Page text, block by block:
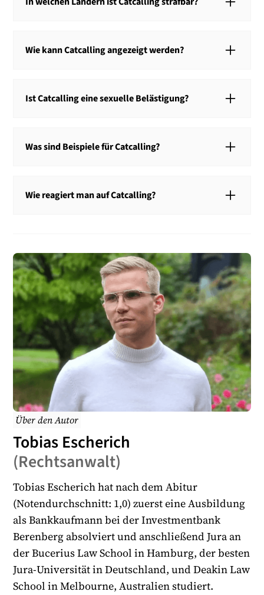
oder Frankreich strafbar. In Deutschland ist Catcalling
nur in Ausnahmefällen strafbar.
Wie kann Catcalling angezeigt werden?
abgegeben werden. Anzeigen können teilweise auch
online abgegeben werden, es ist allerdings meistens
Ist Catcalling eine sexuelle Belästigung?
wenn es zu einer Berührung kommt. Hintergrund ist,
dass die sexuelle Belästigung in Deutschland eine
Was sind Beispiele für Catcalling?
Aussehen des Opfers stellen eine sexuelle
Wie reagiert man auf Catcalling?
eskaliert und es zum Streit kommt.
Über den Autor
Tobias Escherich
(Rechtsanwalt)
Tobias Escherich hat nach dem Abitur
(Notendurchschnitt: 1,0) zuerst eine Ausbildung
als Bankkaufmann bei der Investmentbank
Berenberg absolviert und anschließend Jura an
der Bucerius Law School in Hamburg, der besten
Jura-Universität in Deutschland, und Deakin Law
School in Melbourne, Australien studiert.